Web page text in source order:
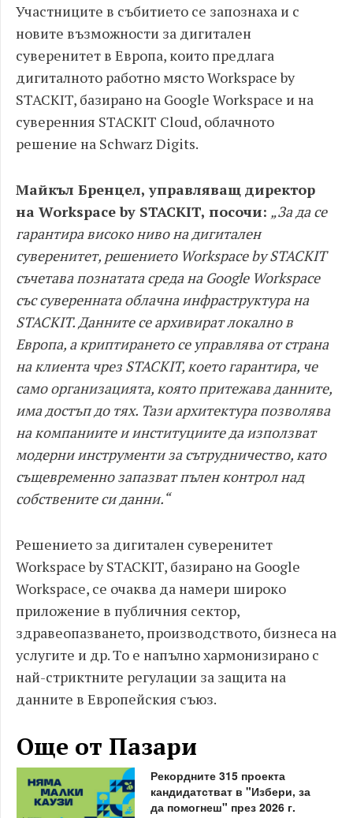
Участниците в събитието се запознаха и с
новите възможности за дигитален
суверенитет в Европа, които предлага
дигиталното работно място Workspace by
STACKIT, базирано на Google Workspace и на
суверенния STACKIT Cloud, облачното
решение на Schwarz Digits.
Майкъл Бренцел, управляващ директор
на Workspace by STACKIT, посочи: „За да се
гарантира високо ниво на дигитален
суверенитет, решението Workspace by STACKIT
съчетава познатата среда на Google Workspace
със суверенната облачна инфраструктура на
STACKIT. Данните се архивират локално в
Европа, а криптирането се управлява от страна
на клиента чрез STACKIT, което гарантира, че
само организацията, която притежава данните,
има достъп до тях. Тази архитектура позволява
на компаниите и институциите да използват
модерни инструменти за сътрудничество, като
същевременно запазват пълен контрол над
собствените си данни.“
Решението за дигитален суверенитет
Workspace by STACKIT, базирано на Google
Workspace, се очаква да намери широко
приложение в публичния сектор,
здравеопазването, производството, бизнеса на
услугите и др. То е напълно хармонизирано с
най-стриктните регулации за защита на
данните в Европейския съюз.
Още от Пазари
Рекордните 315 проекта
кандидатстват в "Избери, за
да помогнеш" през 2026 г.